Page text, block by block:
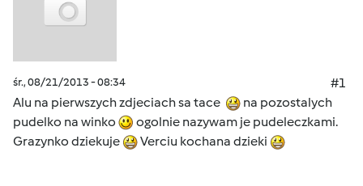
śr., 08/21/2013 - 08:34
#1
Alu na pierwszych zdjeciach sa tace
na pozostalych
pudelko na winko
ogolnie nazywam je pudeleczkami.
Grazynko dziekuje
Verciu kochana dzieki